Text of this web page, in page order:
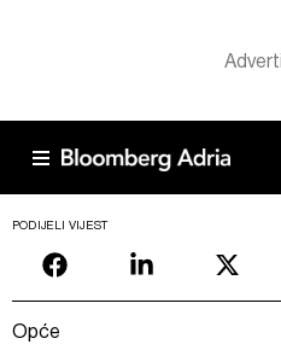
PODIJELI VIJEST
Opće